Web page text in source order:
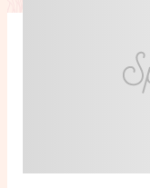
Chroniques